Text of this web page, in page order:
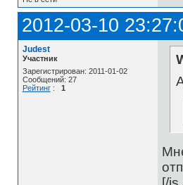
2012-03-10
Judest
Участник
Зарегистрирован: 2011-01-02
Сообщений: 27
Рейтинг: 1